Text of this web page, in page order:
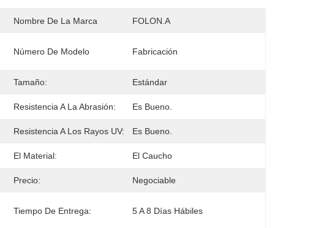
Nombre De La Marca FOLON.A
Número De Modelo Fabricación
Tamaño: Estándar
Resistencia A La Abrasión: Es Bueno.
Resistencia A Los Rayos UV: Es Bueno.
El Material: El Caucho
Precio: Negociable
Tiempo De Entrega: 5 A 8 Días Hábiles